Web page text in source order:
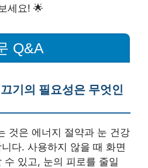
세요! 🌟
Q&A
기의 필요성은 무엇인
것은 에너지 절약과 눈 건강
다. 사용하지 않을 때 화면
수 있고, 눈의 피로를 줄일